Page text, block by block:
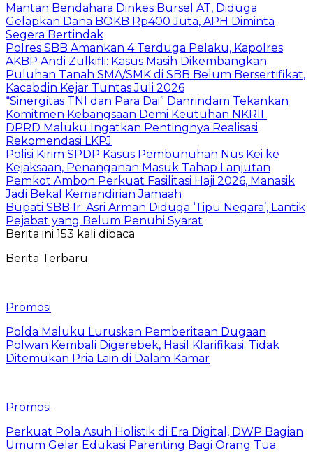
Mantan Bendahara Dinkes Bursel AT, Diduga
Gelapkan Dana BOKB Rp400 Juta, APH Diminta
Segera Bertindak
Polres SBB Amankan 4 Terduga Pelaku, Kapolres
AKBP Andi Zulkifli: Kasus Masih Dikembangkan
Puluhan Tanah SMA/SMK di SBB Belum Bersertifikat,
Kacabdin Kejar Tuntas Juli 2026
“Sinergitas TNI dan Para Dai” Danrindam Tekankan
Komitmen Kebangsaan Demi Keutuhan NKRII ‎
DPRD Maluku Ingatkan Pentingnya Realisasi
Rekomendasi LKPJ
Polisi Kirim SPDP Kasus Pembunuhan Nus Kei ke
Kejaksaan, Penanganan Masuk Tahap Lanjutan
Pemkot Ambon Perkuat Fasilitasi Haji 2026, Manasik
Jadi Bekal Kemandirian Jamaah
Bupati SBB Ir. Asri Arman Diduga ‘Tipu Negara’, Lantik
Pejabat yang Belum Penuhi Syarat
Berita ini 153 kali dibaca
Berita Terbaru
Promosi
Polda Maluku Luruskan Pemberitaan Dugaan
Polwan Kembali Digerebek, Hasil Klarifikasi: Tidak
Ditemukan Pria Lain di Dalam Kamar
Promosi
Perkuat Pola Asuh Holistik di Era Digital, DWP Bagian
Umum Gelar Edukasi Parenting Bagi Orang Tua